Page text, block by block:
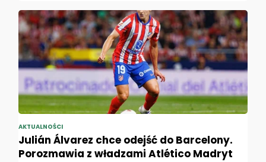
AKTUALNOŚCI
Julián Álvarez chce odejść do Barcelony.
Porozmawia z władzami Atlético Madryt